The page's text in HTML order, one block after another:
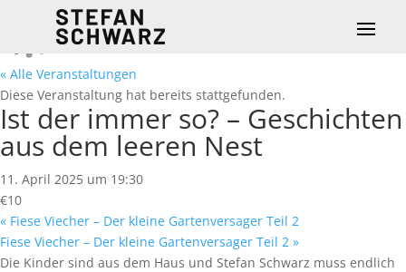
« Alle Veranstaltungen
Diese Veranstaltung hat bereits stattgefunden.
Ist der immer so? – Geschichten
aus dem leeren Nest
11. April 2025 um 19:30
€10
« Fiese Viecher – Der kleine Gartenversager Teil 2
Fiese Viecher – Der kleine Gartenversager Teil 2 »
Die Kinder sind aus dem Haus und Stefan Schwarz muss endlich